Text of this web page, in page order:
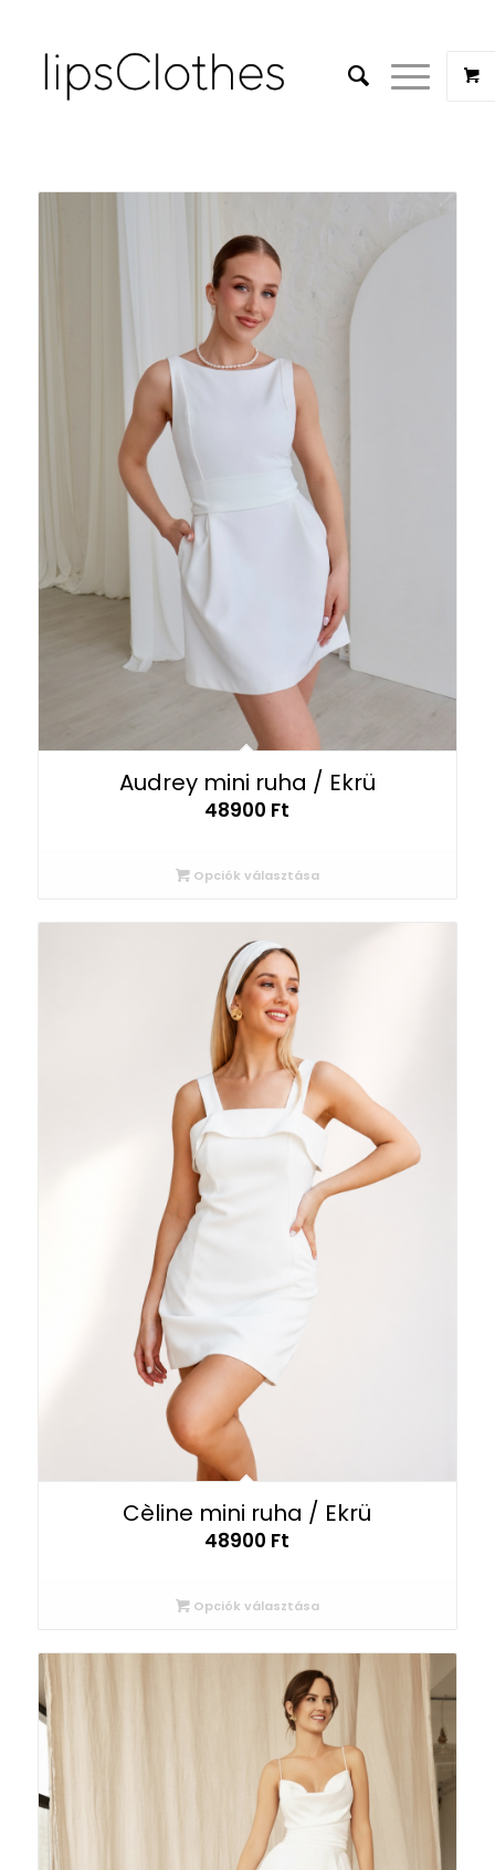
Audrey mini ruha / Ekrü
48900 Ft
Opciók választása
Cèline mini ruha / Ekrü
48900 Ft
Opciók választása